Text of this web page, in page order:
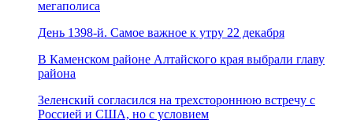
мегаполиса
День 1398-й. Самое важное к утру 22 декабря
В Каменском районе Алтайского края выбрали главу
района
Зеленский согласился на трехстороннюю встречу с
Россией и США, но с условием